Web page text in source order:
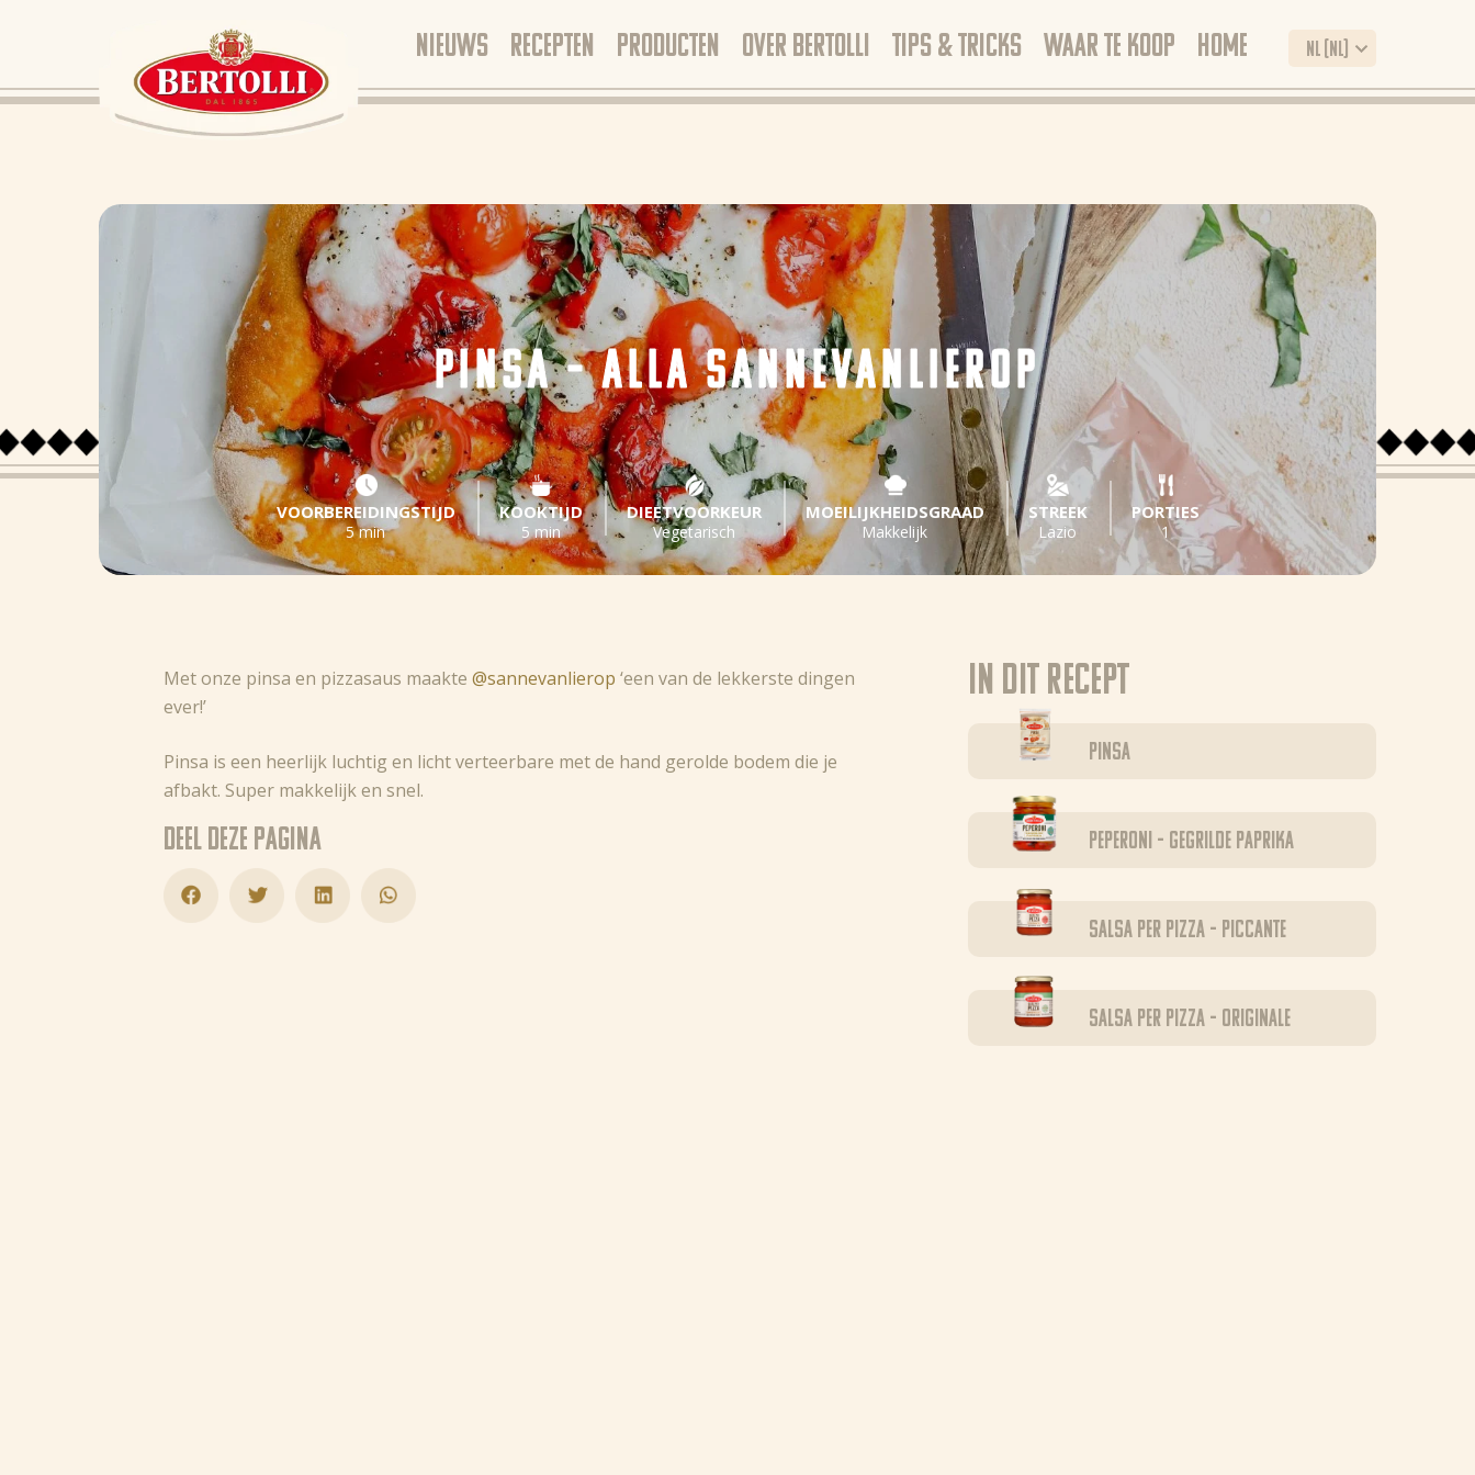
NIEUWS RECEPTEN PRODUCTEN OVER BERTOLLI TIPS & TRICKS WAAR TE KOOP HOME NL (NL)
PINSA – ALLA SANNEVANLIEROP
VOORBEREIDINGSTIJD
5 min
KOOKTIJD
5 min
DIEETVOORKEUR
Vegetarisch
MOEILIJKHEIDSGRAAD
Makkelijk
STREEK
Lazio
PORTIES
1
Met onze pinsa en pizzasaus maakte @sannevanlierop ‘een van de lekkerste dingen
ever!’
Pinsa is een heerlijk luchtig en licht verteerbare met de hand gerolde bodem die je
afbakt. Super makkelijk en snel.
Deel deze pagina
In dit recept
Pinsa
Peperoni – Gegrilde paprika
Salsa per Pizza – Piccante
Salsa per Pizza – Originale